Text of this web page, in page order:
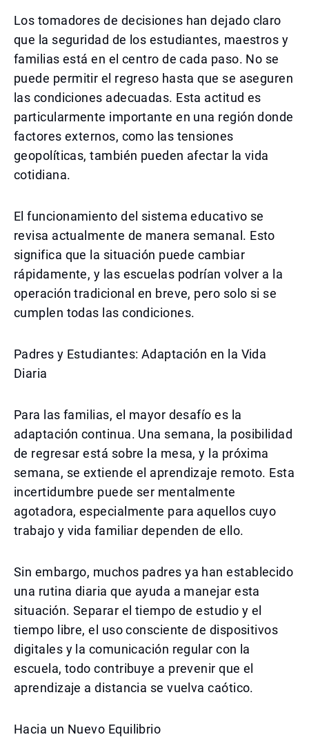
Los tomadores de decisiones han dejado claro
que la seguridad de los estudiantes, maestros y
familias está en el centro de cada paso. No se
puede permitir el regreso hasta que se aseguren
las condiciones adecuadas. Esta actitud es
particularmente importante en una región donde
factores externos, como las tensiones
geopolíticas, también pueden afectar la vida
cotidiana.
El funcionamiento del sistema educativo se
revisa actualmente de manera semanal. Esto
significa que la situación puede cambiar
rápidamente, y las escuelas podrían volver a la
operación tradicional en breve, pero solo si se
cumplen todas las condiciones.
Padres y Estudiantes: Adaptación en la Vida
Diaria
Para las familias, el mayor desafío es la
adaptación continua. Una semana, la posibilidad
de regresar está sobre la mesa, y la próxima
semana, se extiende el aprendizaje remoto. Esta
incertidumbre puede ser mentalmente
agotadora, especialmente para aquellos cuyo
trabajo y vida familiar dependen de ello.
Sin embargo, muchos padres ya han establecido
una rutina diaria que ayuda a manejar esta
situación. Separar el tiempo de estudio y el
tiempo libre, el uso consciente de dispositivos
digitales y la comunicación regular con la
escuela, todo contribuye a prevenir que el
aprendizaje a distancia se vuelva caótico.
Hacia un Nuevo Equilibrio